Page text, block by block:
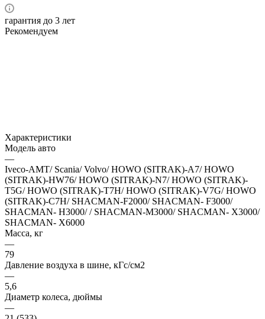
гарантия до 3 лет
Рекомендуем
Характеристики
Модель авто
—
Iveco-АМТ/ Scania/ Volvo/ HOWO (SITRAK)-A7/ HOWO
(SITRAK)-HW76/ HOWO (SITRAK)-N7/ HOWO (SITRAK)-
T5G/ HOWO (SITRAK)-T7H/ HOWO (SITRAK)-V7G/ HOWO
(SITRAK)-C7H/ SHACMAN-F2000/ SHACMAN- F3000/
SHACMAN- H3000/ / SHACMAN-M3000/ SHACMAN- X3000/
SHACMAN- X6000
Масса, кг
—
79
Давление воздуха в шине, кГс/см2
—
5,6
Диаметр колеса, дюймы
—